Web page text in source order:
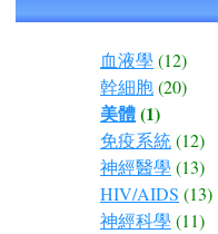
血液學(12)
幹細胞(20)
美體(1)
免疫系統(12)
神經醫學(13)
HIV/AIDS (13)
神經科學(11)